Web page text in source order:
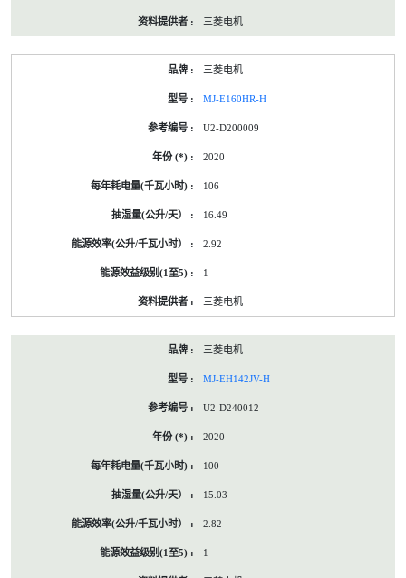
三菱电机
三菱电机
MJ-E160HR-H
U2-D200009
2020
106
16.49
2.92
1
三菱电机
三菱电机
MJ-EH142JV-H
U2-D240012
2020
100
15.03
2.82
1